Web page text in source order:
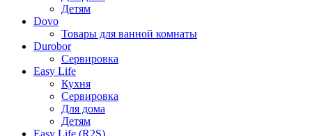
Детям
Dovo
Товары для ванной комнаты
Durobor
Сервировка
Easy Life
Кухня
Сервировка
Для дома
Детям